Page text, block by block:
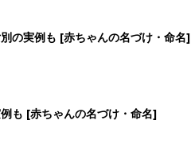
の実例も [赤ちゃんの名づけ・命名]
も [赤ちゃんの名づけ・命名]